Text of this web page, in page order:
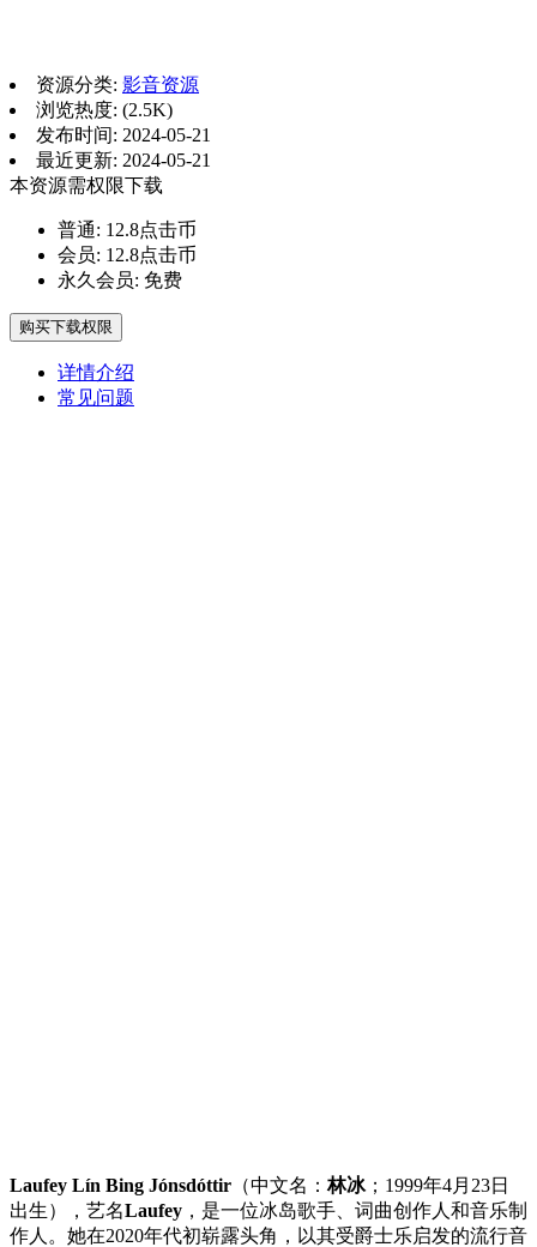
资源分类: 影音资源
浏览热度: (2.5K)
发布时间: 2024-05-21
最近更新: 2024-05-21
本资源需权限下载
普通: 12.8点击币
会员: 12.8点击币
永久会员: 免费
购买下载权限
详情介绍
常见问题
Laufey Lín Bing Jónsdóttir （中文名：林冰；1999年4月23日
出生），艺名Laufey ，是一位冰岛歌手、词曲创作人和音乐制
作人。她在2020年代初崭露头角，以其受爵士乐启发的流行音